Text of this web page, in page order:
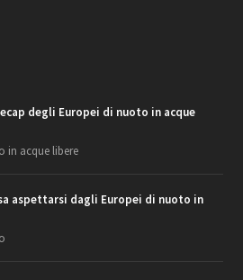
degli Europei di nuoto in acque
in acque libere
aspettarsi dagli Europei di nuoto in